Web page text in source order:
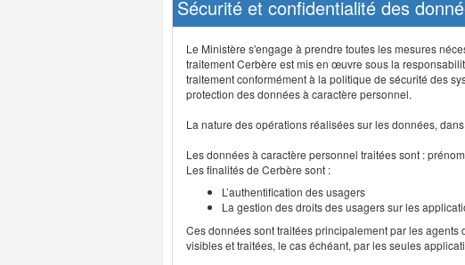
Sécurité et confidentialité des
Le Ministère s'engage à prendre toutes les mesures
traitement Cerbère est mis en œuvre sous la
traitement conformément à la politique de sécurité des
protection des données à caractère personnel.
La nature des opérations réalisées sur les données,
Les données à caractère personnel traitées sont :
Les finalités de Cerbère sont :
L’authentification des usagers
La gestion des droits des usagers sur les
Ces données sont traitées principalement par les
visibles et traitées, le cas échéant, par les seules